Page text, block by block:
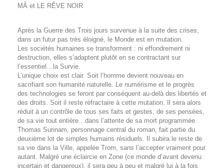
MÂ et LE RÊVE NOIR
Après la Guerre des Trois jours survenue à la suite des crises,
dans un futur pas très éloigné, le Monde est en mutation.
Les sociétés humaines se transforment : ni effondrement ni
destruction, elles s’adaptent plutôt en se contractant sur
l’essentiel…la Survie.
L’unique choix est clair. Soit l’homme devient nouveau en
sacrifiant son humanité naturelle. Le numérisme et le progrès
des technologies se feront par conséquent au-delà des libertés et
des droits. Soit il reste réfractaire à cette mutation. Il sera alors
réduit à un contrôle de tous ses faits et gestes, de ses pensées,
de sa vie tout entière…dans l’attente de sa mort programmée.
Thomas Surinam, personnage central du roman, fait partie du
deuxième lot de simples humains résiduels. Il subira le reste de
sa vie dans la Ville, appelée Trom, sans l’accepter vraiment pour
autant. Malgré une éclaircie en Zone (ce monde d’avant devenu
incertain et dangereux), il sera peu à peu et malgré lui à la fois